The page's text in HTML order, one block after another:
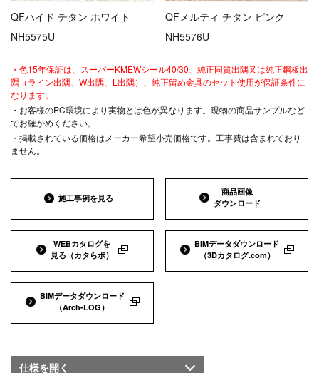
QFハイド チタン ホワイト
NH5575U
QFメルティ チタン ピンク
NH5576U
・色15年保証は、スーパーKMEWシール40/30、純正同質出隅又は純正鋼板出
隅（ライン出隅、W出隅、L出隅）、純正留め金具のセット使用が保証条件に
なります。
・お客様のPC環境により実物とは色が異なります。現物の商品サンプルなど
でお確かめください。
・掲載されている価格はメーカー希望小売価格です。工事費は含まれており
ません。
施工事例を見る
商品画像
ダウンロード
WEBカタログを
見る （カタらボ）
BIMデータダウンロード
（3Dカタログ.com）
BIMデータダウンロード
（Arch-LOG）
仕様を開く